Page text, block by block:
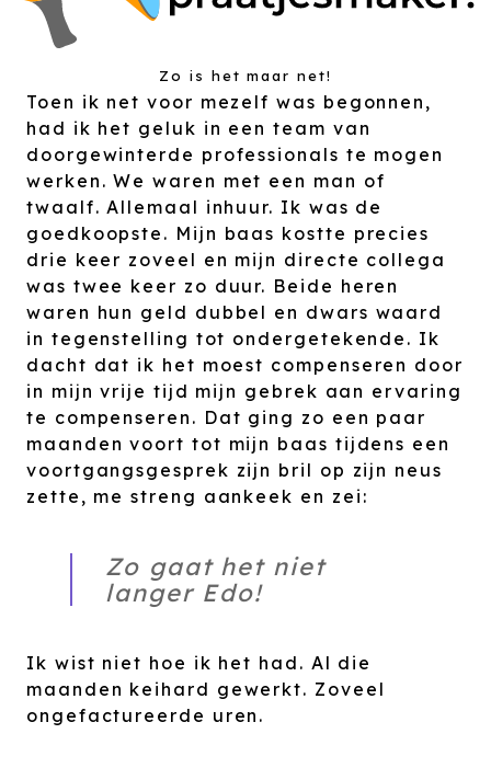
Zo is het maar net!
Toen ik net voor mezelf was begonnen,
had ik het geluk in een team van
doorgewinterde professionals te mogen
werken. We waren met een man of
twaalf. Allemaal inhuur. Ik was de
goedkoopste. Mijn baas kostte precies
drie keer zoveel en mijn directe collega
was twee keer zo duur. Beide heren
waren hun geld dubbel en dwars waard
in tegenstelling tot ondergetekende. Ik
dacht dat ik het moest compenseren door
in mijn vrije tijd mijn gebrek aan ervaring
te compenseren. Dat ging zo een paar
maanden voort tot mijn baas tijdens een
voortgangsgesprek zijn bril op zijn neus
zette, me streng aankeek en zei:
Zo gaat het niet
langer Edo!
Ik wist niet hoe ik het had. Al die
maanden keihard gewerkt. Zoveel
ongefactureerde uren.